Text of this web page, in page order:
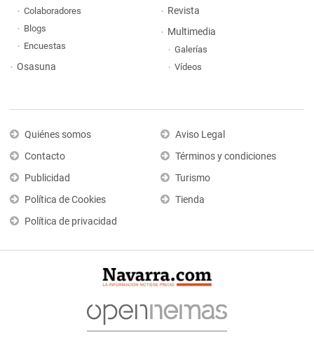
Colaboradores
Blogs
Encuestas
Osasuna
Revista
Multimedia
Galerías
Vídeos
Quiénes somos
Contacto
Publicidad
Política de Cookies
Política de privacidad
Aviso Legal
Términos y condiciones
Turismo
Tienda